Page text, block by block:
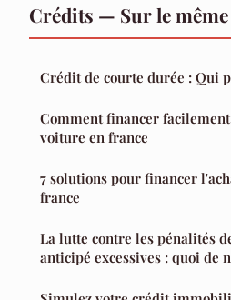
Crédits — Sur le
Crédit de courte durée : Qui
Comment financer
voiture en france
7 solutions pour financer
france
La lutte contre les pénalités
anticipé excessives : quoi de